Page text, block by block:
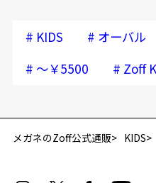
再入荷お知らせメール
# KIDS # オーバル
# ～￥5500 # Zoff
メガネのZoff公式通販 KIDS